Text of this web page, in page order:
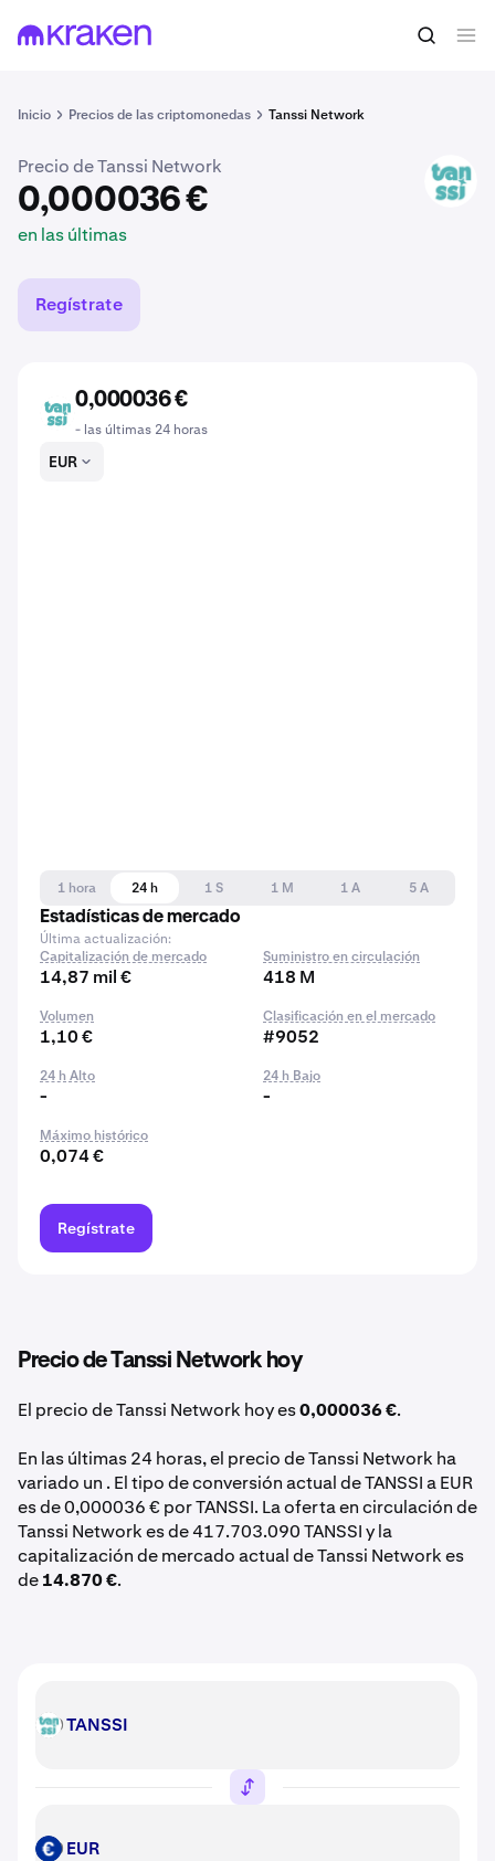
Inicio Precios de las criptomonedas Tanssi Network
0,000036 € Comprar TANSSI
Precio de Tanssi Network
0,000036 €
en las últimas
TANSSI
Regístrate
TANSSI
0,000036 €
- las últimas 24 horas
EUR
1 hora 24 h 1 S 1 M 1 A
5 A
Estadísticas de mercado
Última actualización:
Capitalización de mercado
14,87 mil €
Suministro en circulación
418 M
Volumen
1,10 €
Clasificación en el mercado
#9052
24 h Alto
-
24 h Bajo
-
Máximo histórico
0,074 €
Regístrate
Precio de Tanssi Network hoy
El precio de Tanssi Network hoy es0,000036 €.
En las últimas 24 horas, el precio de Tanssi Network ha
variado un . El tipo de conversión actual de TANSSI a EUR
es de 0,000036 € por TANSSI. La oferta en circulación de
Tanssi Network es de 417.703.090 TANSSI y la
capitalización de mercado actual de Tanssi Network es
de14.870 €.
TANSSI TANSSI
EUR EUR